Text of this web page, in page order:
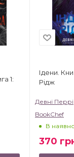
1:
Ідени.
Рідж
Девні Перрі
BookChef
В
370